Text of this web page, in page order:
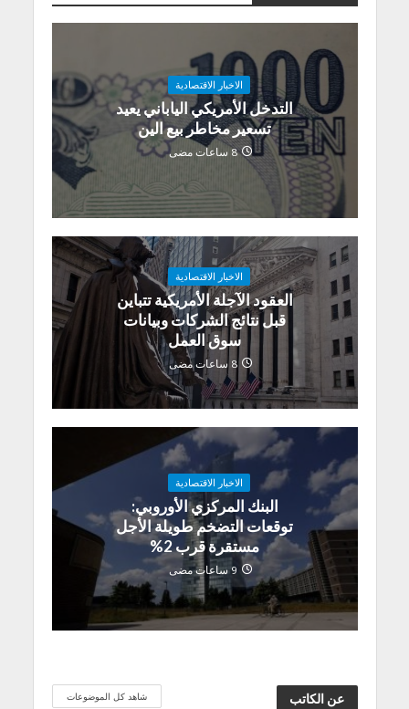
الاخبار الاقتصادية
التدخل الأمريكي الياباني يعيد
تسعير مخاطر بيع الين
8 ساعات مضى
الاخبار الاقتصادية
العقود الآجلة الأمريكية تتباين
قبل نتائج الشركات وبيانات
سوق العمل
8 ساعات مضى
الاخبار الاقتصادية
البنك المركزي الأوروبي:
توقعات التضخم طويلة الأجل
مستقرة قرب 2%
9 ساعات مضى
عن الكاتب شاهد كل الموضوعات